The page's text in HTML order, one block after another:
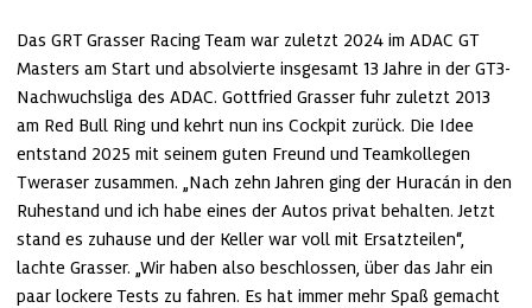
Das GRT Grasser Racing Team war zuletzt 2024 im ADAC GT
Masters am Start und absolvierte insgesamt 13 Jahre in der GT3-
Nachwuchsliga des ADAC. Gottfried Grasser fuhr zuletzt 2013
am Red Bull Ring und kehrt nun ins Cockpit zurück. Die Idee
entstand 2025 mit seinem guten Freund und Teamkollegen
Tweraser zusammen. „Nach zehn Jahren ging der Huracán in den
Ruhestand und ich habe eines der Autos privat behalten. Jetzt
stand es zuhause und der Keller war voll mit Ersatzteilen“,
lachte Grasser. „Wir haben also beschlossen, über das Jahr ein
paar lockere Tests zu fahren. Es hat immer mehr Spaß gemacht